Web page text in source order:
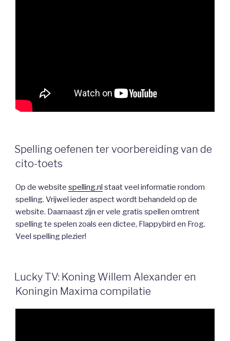
Spelling oefenen ter voorbereiding van de
cito-toets
Op de website spelling.nl staatveel informatie rondom
spelling. Vrijwel iederaspectwordtbehandeld op de
website. Daarnaastzijn ervele gratis spellen omtrent
spellingte spelen zoals een dictee, Flappybird en Frog.
Veel spelling plezier!
Lucky TV: Koning Willem Alexander en
Koningin Maxima compilatie